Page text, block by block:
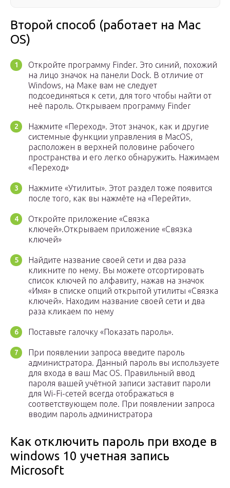
Второй способ (работает на Mac
OS)
Откройте программу Finder. Это синий, похожий
на лицо значок на панели Dock. В отличие от
Windows, на Маке вам не следует
подсоединяться к сети, для того чтобы найти от
неё пароль. Открываем программу Finder
Нажмите «Переход». Этот значок, как и другие
системные функции управления в MacOS,
расположен в верхней половине рабочего
пространства и его легко обнаружить. Нажимаем
«Переход»
Нажмите «Утилиты». Этот раздел тоже появится
после того, как вы нажмёте на «Перейти».
Откройте приложение «Связка
ключей».Открываем приложение «Связка
ключей»
Найдите название своей сети и два раза
кликните по нему. Вы можете отсортировать
список ключей по алфавиту, нажав на значок
«Имя» в списке опций открытой утилиты «Связка
ключей». Находим название своей сети и два
раза кликаем по нему
Поставьте галочку «Показать пароль».
При появлении запроса введите пароль
администратора. Данный пароль вы используете
для входа в ваш Mac OS. Правильный ввод
пароля вашей учётной записи заставит пароли
для Wi-Fi-сетей всегда отображаться в
соответствующем поле. При появлении запроса
вводим пароль администратора
Как отключить пароль при входе в
windows 10 учетная запись
Microsoft